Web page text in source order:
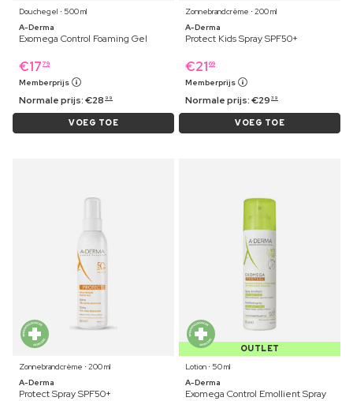
Douchegel ⋅ 500 ml
A-Derma
Exomega Control Foaming Gel
€17 79
Memberprijs
Normale prijs:€28 99
VOEG TOE
Zonnebrandcrème ⋅ 200 ml
A-Derma
Protect Kids Spray SPF50+
€21 69
Memberprijs
Normale prijs:€29 39
VOEG TOE
Zonnebrandcrème ⋅ 200 ml
A-Derma
Protect Spray SPF50+
OUTLET
Lotion ⋅ 50 ml
A-Derma
Exomega Control Emollient Spray